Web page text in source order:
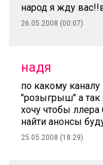
народ я жду
26.05.2008 (00:07)
надя
по какому
"розыгрыш" а так
хочу чтобы
найти анонсы
25.05.2008 (18:29)